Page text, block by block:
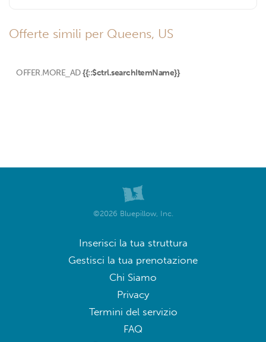
Offerte simili per Queens, US
OFFER.MORE_AD {{::$ctrl.searchItemName}}
©2026 Bluepillow, Inc.
Inserisci la tua struttura
Gestisci la tua prenotazione
Chi Siamo
Privacy
Termini del servizio
FAQ